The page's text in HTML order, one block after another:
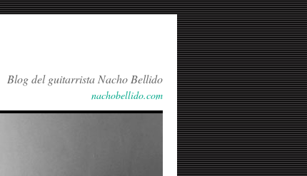
Blog del guitarrista Nacho Bellido
nachobellido.com